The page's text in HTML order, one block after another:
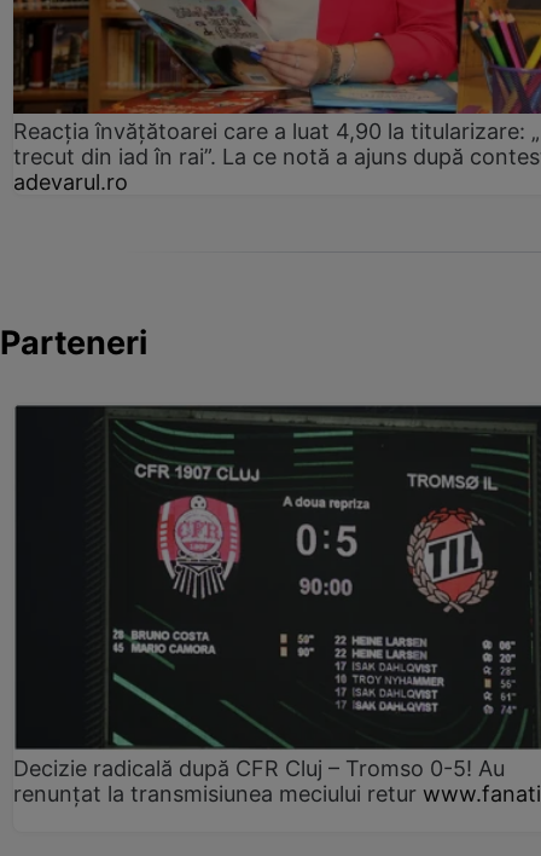
Reacția învățătoarei care a luat 4,90 la titularizare:
trecut din iad în rai”. La ce notă a ajuns după
adevarul.ro
Parteneri
Decizie radicală după CFR Cluj – Tromso 0-5! Au
renunțat la transmisiunea meciului retur